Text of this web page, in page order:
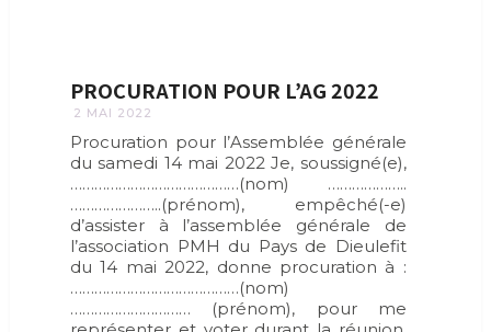
PROCURATION POUR L’AG 2022
2 MAI 2022
Procuration pour l’Assemblée générale
du samedi 14 mai 2022 Je, soussigné(e),
……………………………………(nom) ………………..
…………………..(prénom), empêché(-e)
d’assister à l’assemblée générale de
l’association PMH du Pays de Dieulefit
du 14 mai 2022, donne procuration à :
……………………………………(nom)
………………………… (prénom), pour me